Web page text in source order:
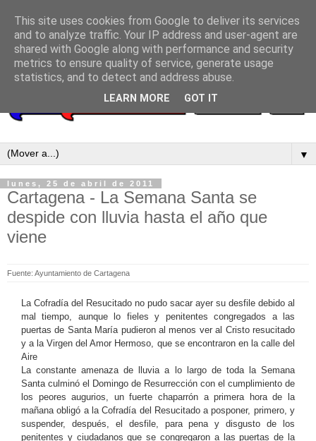
▼
lunes, 25 de abril de 2011
Cartagena - La Semana Santa se
despide con lluvia hasta el año que
viene
Fuente: Ayuntamiento de Cartagena
La Cofradía del Resucitado no pudo sacar ayer su desfile debido al
mal tiempo, aunque lo fieles y penitentes congregados a las
puertas de Santa María pudieron al menos ver al Cristo resucitado
y a la Virgen del Amor Hermoso, que se encontraron en la calle del
Aire
La constante amenaza de lluvia a lo largo de toda la Semana
Santa culminó el Domingo de Resurrección con el cumplimiento de
los peores augurios, un fuerte chaparrón a primera hora de la
mañana obligó a la Cofradía del Resucitado a posponer, primero, y
suspender, después, el desfile, para pena y disgusto de los
penitentes y ciudadanos que se congregaron a las puertas de la
This site uses cookies from Google to deliver its services
and to analyze traffic. Your IP address and user-agent are
shared with Google along with performance and security
metrics to ensure quality of service, generate usage
statistics, and to detect and address abuse.
LEARN MORE GOT IT